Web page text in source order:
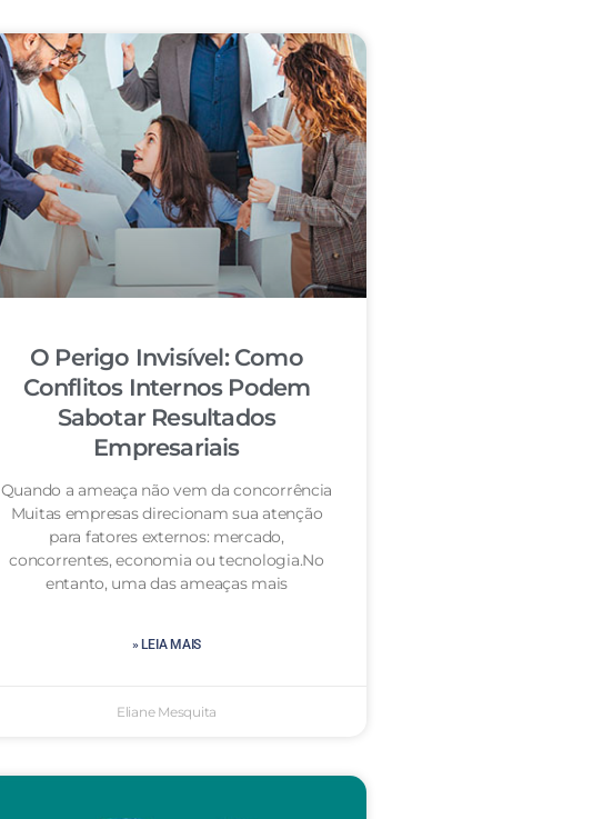
O Perigo Invisível: Como
Conflitos Internos Podem
Sabotar Resultados
Empresariais
Quando a ameaça não vem da concorrência
Muitas empresas direcionam sua atenção
para fatores externos: mercado,
concorrentes, economia ou tecnologia.No
entanto, uma das ameaças mais
» LEIA MAIS
Eliane Mesquita